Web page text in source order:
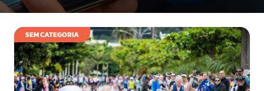
SEM CATEGORIA